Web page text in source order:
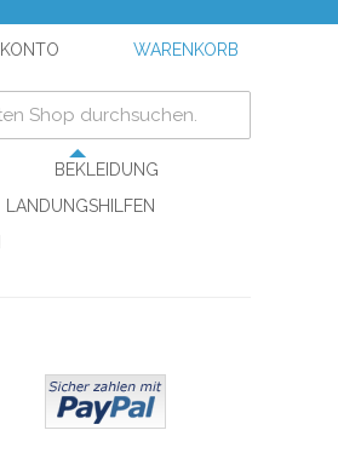
KONTO WARENKORB
BEKLEIDUNG
LANDUNGSHILFEN